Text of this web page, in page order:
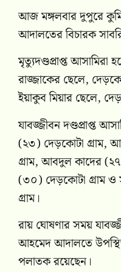
আজ মঙ্গলবার দুপুরে
আদালতের বিচারক
মৃত্যুদণ্ডপ্রাপ্ত
রাজ্জাকের ছেলে,
ইয়াকুব মিয়ার ছেলে,
যাবজ্জীবন দণ্ডপ্রাপ্ত
(২৩) দেড়কোটা গ্রাম,
গ্রাম, আবদুল কাদের
(৩০) দেড়কোটা গ্রাম ও
গ্রাম।
রায় ঘোষণার সময়
আহমেদ আদালতে
পলাতক রয়েছেন।